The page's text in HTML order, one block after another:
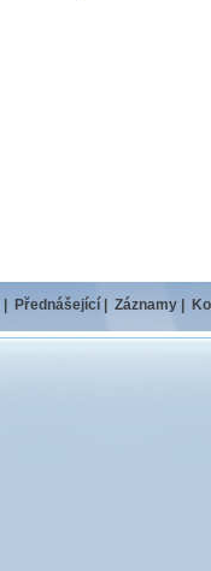
Přednášející Záznamy